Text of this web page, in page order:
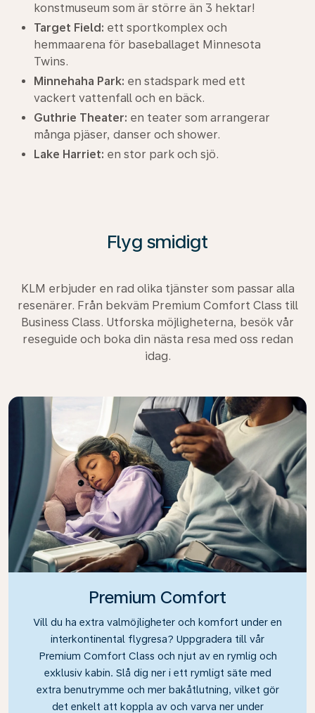
konstmuseum som är större än 3 hektar!
Target Field: ett sportkomplex och
hemmaarena för baseballaget Minnesota
Twins.
Minnehaha Park: en stadspark med ett
vackert vattenfall och en bäck.
Guthrie Theater: en teater som arrangerar
många pjäser, danser och shower.
Lake Harriet: en stor park och sjö.
Flyg smidigt
KLM erbjuder en rad olika tjänster som passar alla
resenärer. Från bekväm Premium Comfort Class till
Business Class. Utforska möjligheterna, besök vår
reseguide och boka din nästa resa med oss redan
idag.
Premium Comfort
Vill du ha extra valmöjligheter och komfort under en
interkontinental flygresa? Uppgradera till vår
Premium Comfort Class och njut av en rymlig och
exklusiv kabin. Slå dig ner i ett rymligt säte med
extra benutrymme och mer bakåtlutning, vilket gör
det enkelt att koppla av och varva ner under